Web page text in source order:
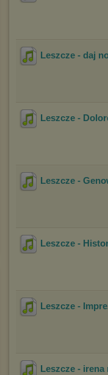
Leszcze - daj
Leszcze -
Leszcze -
Leszcze -
Leszcze -
Leszcze -